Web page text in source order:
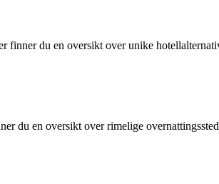
finner du en oversikt over unike
du en oversikt over rimelige